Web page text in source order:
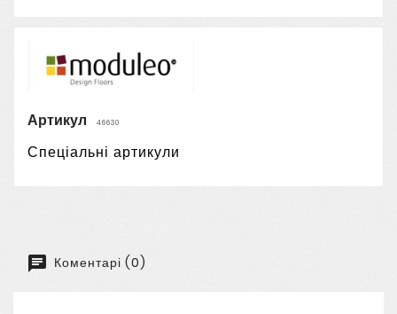
Артикул 46630
Спеціальні артикули
Коментарі (0)